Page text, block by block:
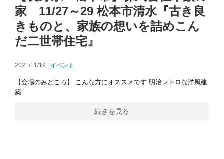
家 11/27～29 松本市清水『古き良
きものと、家族の想いを詰めこん
だ二世帯住宅』
2021/11/19 | イベント
【会場のみどころ】 こんな方にオススメです 明治レトロな洋風建
築
続きを見る